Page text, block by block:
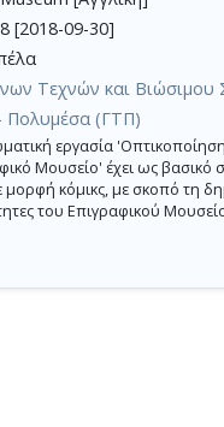
[2018-09-30]
Τεχνών και Βιώσιμου
Πολυμέσα (ΓΤΠ)
εργασία
Μουσείο' έχει ως βασικό
κόμικς, με σκοπό τη
του Επιγραφικού